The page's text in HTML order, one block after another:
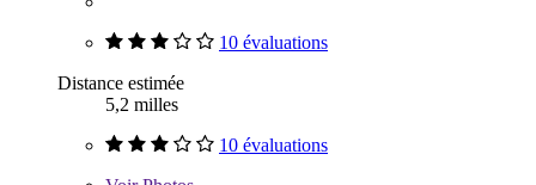
10 évaluations
Distance estimée
5,2 milles
10 évaluations